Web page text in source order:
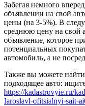
Забегая немного
объявлении на свой
цены (на 3-5%). В
среднюю цену на свой
объявление, которое
потенциальных
автомобиль, а не
Также вы можете
подходящее авто:
https://kadastrovyie.ru/
Iaroslavl-ofitsialnyi-sait-